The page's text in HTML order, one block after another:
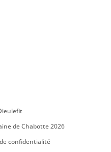
de Chabotte 2026
confidentialité